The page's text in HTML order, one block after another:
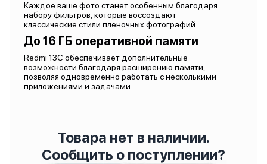
Каждое ваше фото станет особенным благодаря
набору фильтров, которые воссоздают
классические стили пленочных фотографий.
До 16 ГБ оперативной памяти
Redmi 13C обеспечивает дополнительные
возможности благодаря расширению памяти,
позволяя одновременно работать с несколькими
приложениями и задачами.
Товара нет в наличии.
Сообщить о поступлении?